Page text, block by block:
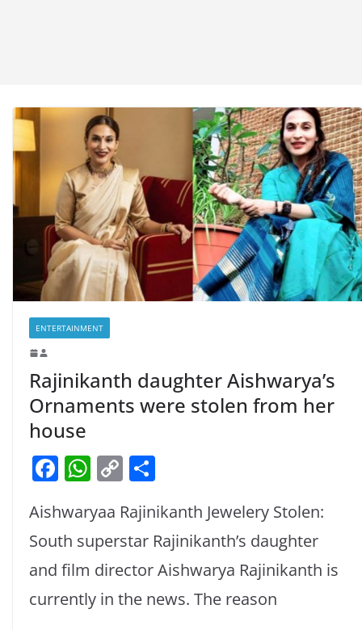
ENTERTAINMENT
Rajinikanth daughter Aishwarya’s
Ornaments were stolen from her
house
F
c
e
b
o
W
at
s
A
p
C
p
y
Li
n
ar
e
Aishwaryaa Rajinikanth Jewelery Stolen:
South superstar Rajinikanth’s daughter
and film director Aishwarya Rajinikanth is
currently in the news. The reason